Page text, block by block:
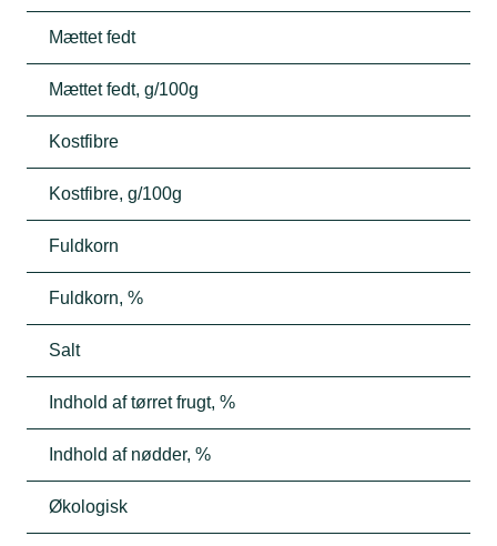
Mættet fedt
Mættet fedt, g/100g
Kostfibre
Kostfibre, g/100g
Fuldkorn
Fuldkorn, %
Salt
Indhold af tørret frugt, %
Indhold af nødder, %
Økologisk